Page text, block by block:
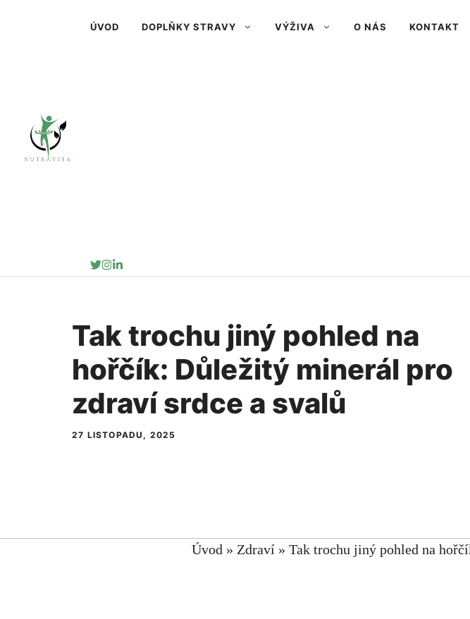
ÚVOD DOPLŇKY STRAVY VÝŽIVA O NÁS KONTAKT
Tak trochu jiný pohled na
hořčík: Důležitý minerál pro
zdraví srdce a svalů
27 LISTOPADU, 2025
Úvod » Zdraví » Tak trochu jiný pohled na